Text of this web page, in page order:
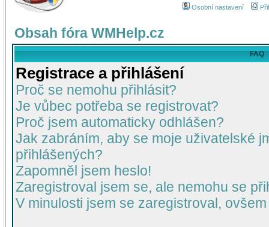
Osobní nastavení
Obsah fóra WMHelp.cz
FAQ
Registrace a přihlášení
Proč se nemohu přihlásit?
Je vůbec potřeba se registrovat?
Proč jsem automaticky odhlášen?
Jak zabráním, aby se moje uživatelské
přihlášených?
Zapomněl jsem heslo!
Zaregistroval jsem se, ale nemohu se
V minulosti jsem se zaregistroval,